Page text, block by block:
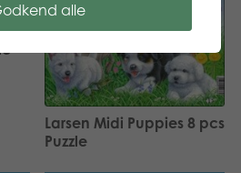
Larsen Midi Puppies 8 pcs
Puzzle
alle